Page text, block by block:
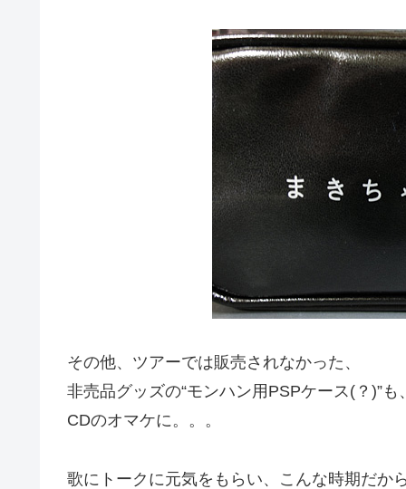
その他、ツアーでは販売されなかった、
非売品グッズの“モンハン用PSPケース(？)”も
CDのオマケに。。。
歌にトークに元気をもらい、こんな時期だか